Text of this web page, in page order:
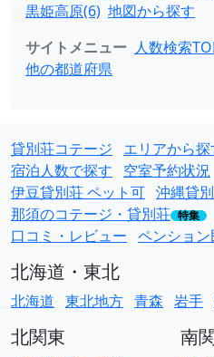
黒姫高原(6) 地図から探す
サイトメニュー 人数検索
他の都道府県
貸別荘コテージ エリアから探
宿泊人数で探す
空室予約状況
伊豆貸別荘 ペット可 沖縄貸
那須のコテージ・貸別荘 特集
口コミ・レビュー ペンション
北海道・東北
北海道 東北地方 青森 岩手
北関東 南